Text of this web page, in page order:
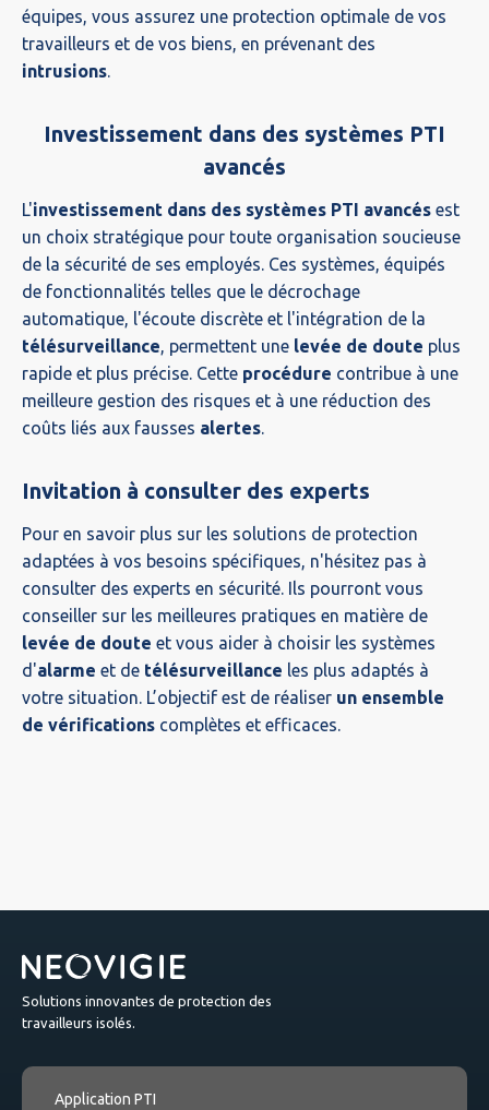
équipes, vous assurez une protection optimale de vos
travailleurs et de vos biens, en prévenant des
intrusions
Investissement dans des systèmes PTI
avancés
L'investissement dans des systèmes PTI avancés est
un choix stratégique pour toute organisation soucieuse
de la sécurité de ses employés. Ces systèmes, équipés
de fonctionnalités telles que le décrochage
automatique, l'écoute discrète et l'intégration de la
télésurveillance , permettent une levée de doute plus
rapide et plus précise. Cette procédure contribue à une
meilleure gestion des risques et à une réduction des
coûts liés aux fausses alertes
Invitation à consulter des experts
Pour en savoir plus sur les solutions de protection
adaptées à vos besoins spécifiques, n'hésitez pas à
consulter des experts en sécurité. Ils pourront vous
conseiller sur les meilleures pratiques en matière de
levée de doute et vous aider à choisir les systèmes
d'alarme et de télésurveillance les plus adaptés à
votre situation. L’objectif est de réaliser un ensemble
de vérifications complètes et efficaces.
Solutions innovantes de protection des
travailleurs isolés.
Application PTI